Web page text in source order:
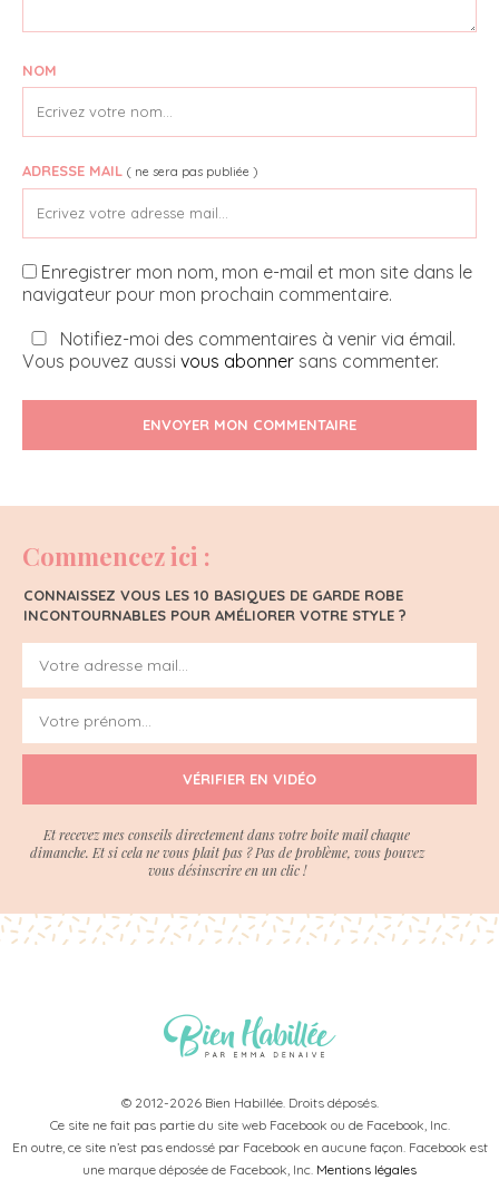
NOM
ADRESSE MAIL ( ne sera pas publiée )
Enregistrer mon nom, mon e-mail et mon site dans le
navigateur pour mon prochain commentaire.
Notifiez-moi des commentaires à venir via émail.
Vous pouvez aussi vous abonner sans commenter.
ENVOYER MON COMMENTAIRE
Commencez ici :
CONNAISSEZ VOUS LES 10 BASIQUES DE GARDE ROBE
INCONTOURNABLES POUR AMÉLIORER VOTRE STYLE ?
VÉRIFIER EN VIDÉO
Et recevez mes conseils directement dans votre boite mail chaque
dimanche. Et si cela ne vous plait pas ? Pas de problème, vous pouvez
vous désinscrire en un clic !
© 2012-2026 Bien Habillée. Droits déposés.
Ce site ne fait pas partie du site web Facebook ou de Facebook, Inc.
En outre, ce site n’est pas endossé par Facebook en aucune façon. Facebook est
une marque déposée de Facebook, Inc. Mentions légales